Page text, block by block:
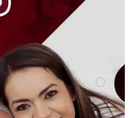
el tribunal de
inicial de 110 años
por cada una de
a los límites
Estado de
de delitos, la sanción
de prisión.